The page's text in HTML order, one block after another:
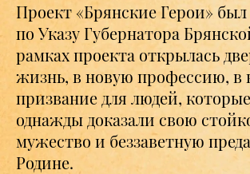
Проект «Брянские Герои»
по Указу Губернатора
рамках проекта открылась
жизнь, в новую профессию, в
призвание для людей,
однажды доказали свою
мужество и беззаветную
Родине.